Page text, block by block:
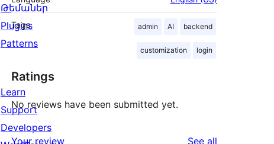
Tags admin AI backend
customization login
Ratings
No reviews have been submitted yet.
Your review See all
Թեմաներ
Plugins
Patterns
Learn
Support
Developers